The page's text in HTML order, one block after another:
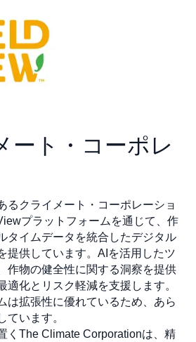
ート・コーポレ
るクライメート・コーポレーショ
プラットフォームを通じて、作
タイムデータを統合したデジタル
提供しています。AIを活用したツ
作物の健全性に関する洞察を提供
適化とリスク軽減を支援します。
は拡張性に優れているため、あら
ています。
くThe Climate Corporationは、精